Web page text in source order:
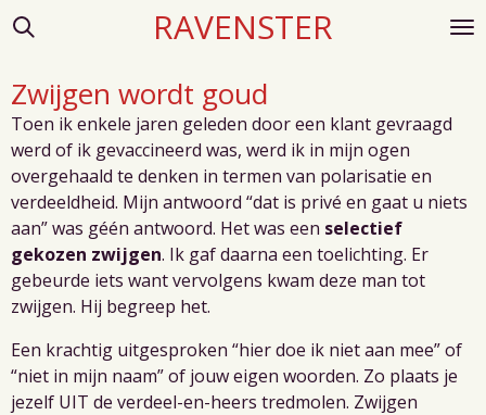
Ga
de
hoofdinhoud
RAVENSTER
Zwijgen wordt goud
Toen ik enkele jaren geleden door een klant gevraagd
werd of ik gevaccineerd was, werd ik in mijn ogen
overgehaald te denken in termen van polarisatie en
verdeeldheid. Mijn antwoord “dat is privé en gaat u niets
aan” was géén antwoord. Het was een selectief
gekozen zwijgen. Ik gaf daarna een toelichting. Er
gebeurde iets want vervolgens kwam deze man tot
zwijgen. Hij begreep het.
Een krachtig uitgesproken “hier doe ik niet aan mee” of
“niet in mijn naam” of jouw eigen woorden. Zo plaats je
jezelf UIT de verdeel-en-heers tredmolen. Zwijgen